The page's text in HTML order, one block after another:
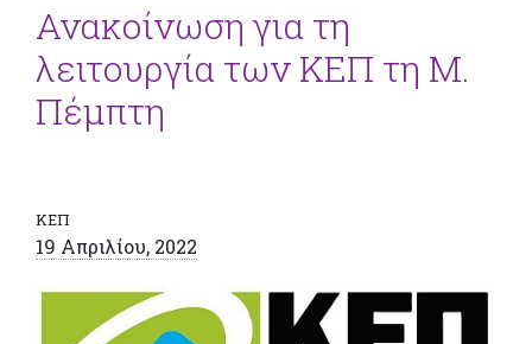
Ανακοίνωση για τη
λειτουργία των ΚΕΠ τη Μ.
Πέμπτη
ΚΕΠ
19 Απριλίου, 2022